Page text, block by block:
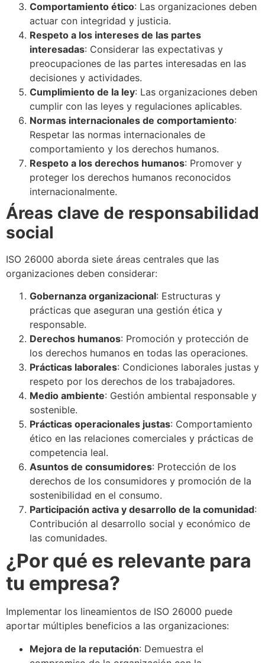
Comportamiento ético: Las organizaciones deben
actuar con integridad y justicia.
Respeto a los intereses de las partes
interesadas: Considerar las expectativas y
preocupaciones de las partes interesadas en las
decisiones y actividades.
Cumplimiento de la ley: Las organizaciones deben
cumplir con las leyes y regulaciones aplicables.
Normas internacionales de comportamiento:
Respetar las normas internacionales de
comportamiento y los derechos humanos.
Respeto a los derechos humanos: Promover y
proteger los derechos humanos reconocidos
internacionalmente.
Áreas clave de responsabilidad
social
ISO 26000 aborda siete áreas centrales que las
organizaciones deben considerar:
Gobernanza organizacional: Estructuras y
prácticas que aseguran una gestión ética y
responsable.
Derechos humanos: Promoción y protección de
los derechos humanos en todas las operaciones.
Prácticas laborales: Condiciones laborales justas y
respeto por los derechos de los trabajadores.
Medio ambiente: Gestión ambiental responsable y
sostenible.
Prácticas operacionales justas: Comportamiento
ético en las relaciones comerciales y prácticas de
competencia leal.
Asuntos de consumidores: Protección de los
derechos de los consumidores y promoción de la
sostenibilidad en el consumo.
Participación activa y desarrollo de la comunidad:
Contribución al desarrollo social y económico de
las comunidades.
¿Por qué es relevante para
tu empresa?
Implementar los lineamientos de ISO 26000 puede
aportar múltiples beneficios a las organizaciones:
Mejora de la reputación: Demuestra el